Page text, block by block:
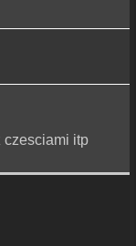
czesciami itp